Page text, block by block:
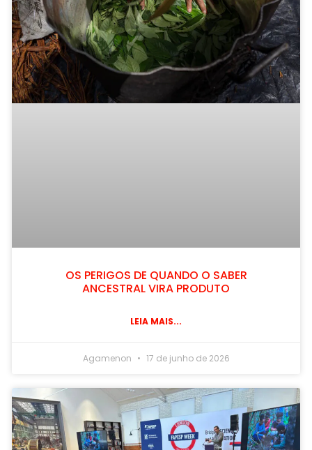
OS PERIGOS DE QUANDO O SABER
ANCESTRAL VIRA PRODUTO
LEIA MAIS...
Agamenon 17 de junho de 2026